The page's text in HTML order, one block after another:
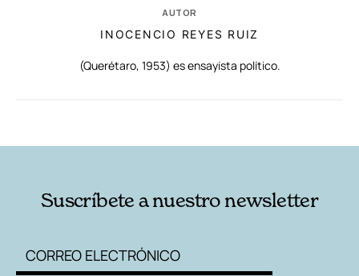
AUTOR
INOCENCIO REYES RUIZ
(Querétaro, 1953) es ensayista político.
Suscríbete a nuestro newsletter